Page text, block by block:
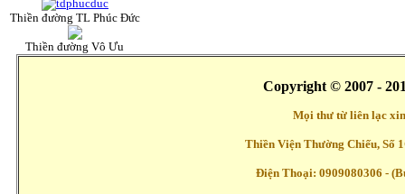
Thiền đường TL Phúc Đức
Thiền đường Vô Ưu
Copyright © 2007 -
Mọi thư từ liên lạc
Thiền Viện Thường Chiếu, Số
Điện Thoại: 0909080306 -